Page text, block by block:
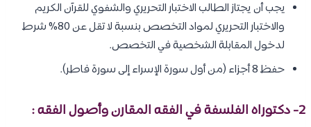
يجب أن يجتاز الطالب الاختبار التحريري والشفوي للقرآن الكريم
والاختبار التحريري لمواد التخصص بنسبة لا تقل عن 80% شرط
لدخول المقابلة الشخصية في التخصص.
حفظ 8 أجزاء (من أول سورة الإسراء إلى سورة فاطر).
2- دكتوراه الفلسفة في الفقه المقارن وأصول الفقه :